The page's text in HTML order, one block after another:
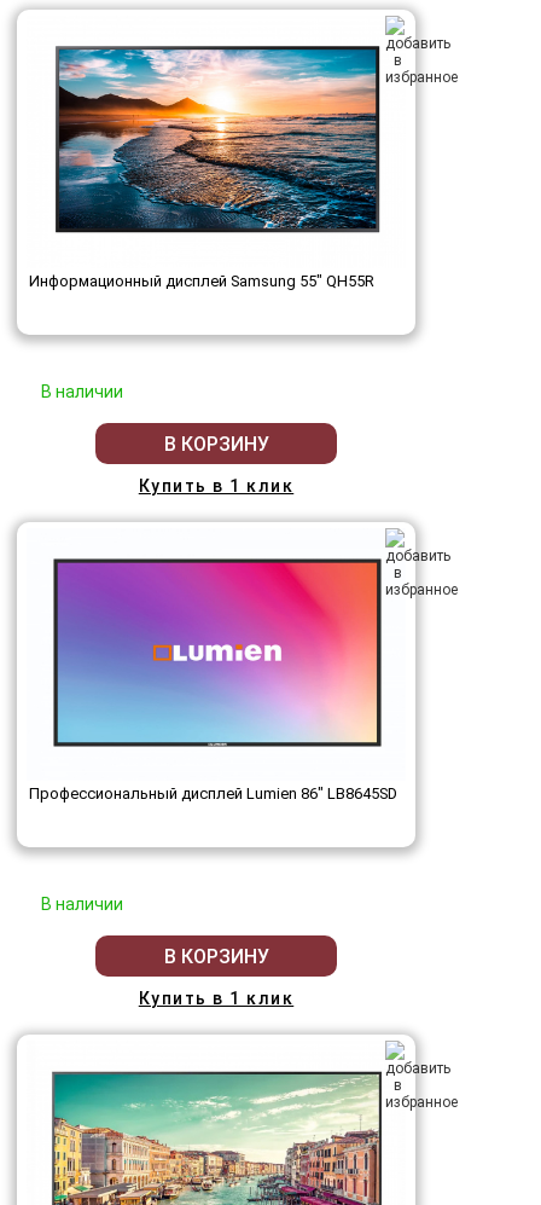
Информационный дисплей Samsung 55" QH55R
В наличии
В КОРЗИНУ
Купить в 1 клик
Профессиональный дисплей Lumien 86" LB8645SD
В наличии
В КОРЗИНУ
Купить в 1 клик